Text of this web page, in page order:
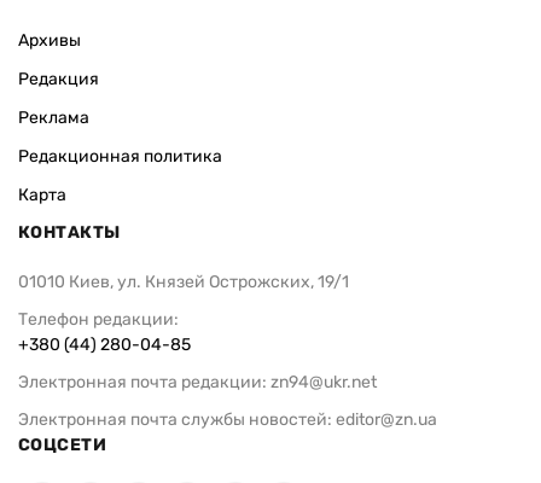
Архивы
Редакция
Реклама
Редакционная политика
Карта
КОНТАКТЫ
01010 Киев, ул. Князей Острожских, 19/1
Телефон редакции:
+380 (44) 280-04-85
Электронная почта редакции: zn94@ukr.net
Электронная почта службы новостей: editor@zn.ua
СОЦСЕТИ